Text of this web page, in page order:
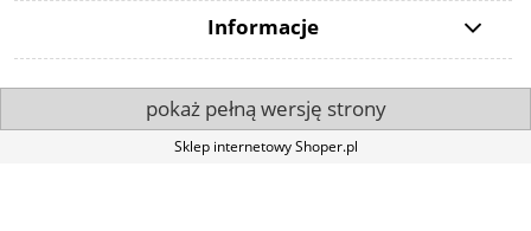
Informacje
pokaż pełną wersję strony
Sklep internetowy Shoper.pl